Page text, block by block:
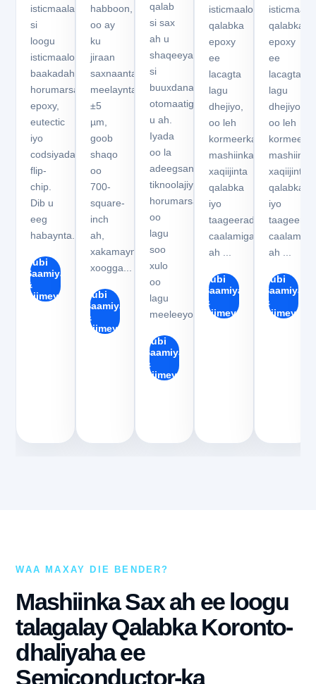
isticmaalay
si
loogu
isticmaalo
baakadaha
horumarsan,
epoxy,
eutectic
iyo
codsiyada
flip-
chip.
Dib u
eeg
habaynta...
Hubi
Saamiyada
&
Qiimeynta
habboon,
oo ay
ku
jiraan
saxnaanta
meelaynta
±5
µm,
goob
shaqo
oo
700-
square-
inch
ah,
xakamaynta
xoogga...
Hubi
Saamiyada
&
Qiimeynta
qalab
si sax
ah u
shaqeeya,
si
buuxdana
otomaatig
u ah.
Iyada
oo la
adeegsanayo
tiknoolajiyad
horumarsan
oo
lagu
soo
xulo
oo
lagu
meeleeyo,...
Hubi
Saamiyada
&
Qiimeynta
isticmaalay
oo iib
ah &
taageero
isticmaalo
qalabka
epoxy
ee
lacagta
lagu
dhejiyo,
oo leh
kormeerka
mashiinka,
xaqiijinta
qalabka
iyo
taageerada
caalamiga
ah ...
Hubi
Saamiyada
&
Qiimeynta
oo iib
ah &
taageero
isticmaalo
qalabka
epoxy
ee
lacagta
lagu
dhejiyo,
oo leh
kormeerka
mashiinka,
xaqiijinta
qalabka
iyo
caalamiga
ah ...
Hubi
Saamiyada
&
Qiimeynta
WAA MAXAY DIE BENDER?
Mashiinka Sax ah ee loogu
talagalay Qalabka Koronto-
dhaliyaha ee
Semiconductor-ka